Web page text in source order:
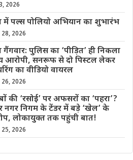
2026
में पल्स पोलियो अभियान का शुभारंभ
28, 2026
गैंगवार: पुलिस का ‘पीड़ित’ ही निकला
आरोपी, सनरूफ से दो पिस्टल लेकर
का वीडियो वायरल
26, 2026
की ‘रसोई’ पर अफसरों का ‘पहरा’?
नगर निगम के टेंडर में बड़े ‘खेल’ के
लोकायुक्त तक पहुंची बात!
25, 2026